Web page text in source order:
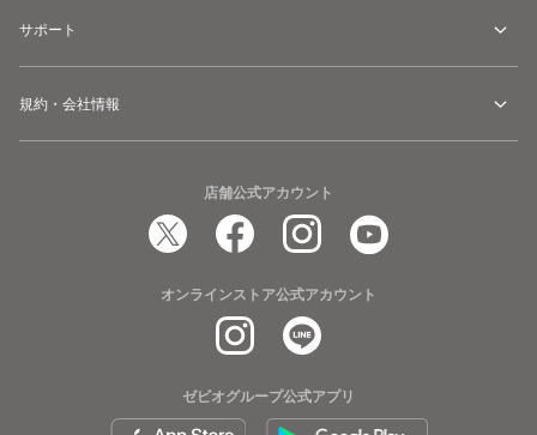
サポート
規約・会社情報
店舗公式アカウント
オンラインストア公式アカウント
ゼビオグループ公式アプリ